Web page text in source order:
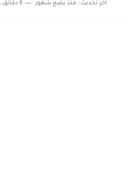
اخر تحديث :منذ بضع شهور 6 دقائق للقراءة